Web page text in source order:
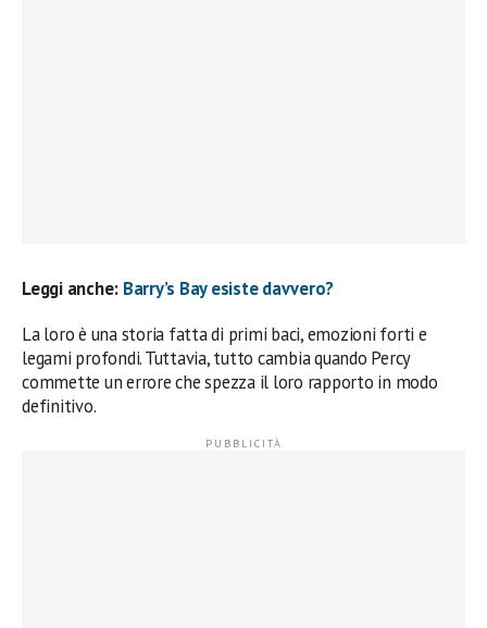
Leggi anche: Barry’s Bay esiste davvero?
La loro è una storia fatta di primi baci, emozioni forti e
legami profondi. Tuttavia, tutto cambia quando Percy
commette un errore che spezza il loro rapporto in modo
definitivo.